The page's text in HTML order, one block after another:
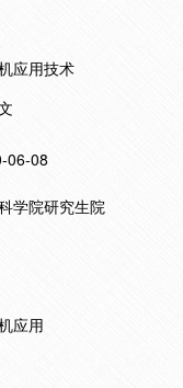
应用技术
06-08
学院研究生院
应用